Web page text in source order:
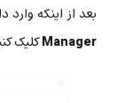
بعد از اینکه
Managerکلیک